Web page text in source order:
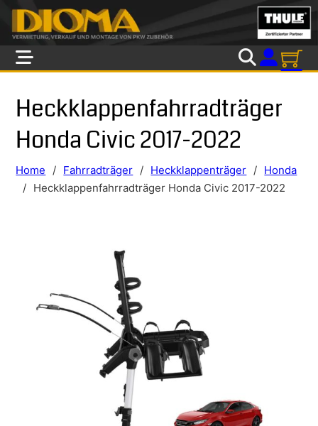
Skip to main content
Skip to footer
Heckklappenfahrradträger
Honda Civic 2017-2022
Home / Fahrradträger / Heckklappenträger / Honda
/ Heckklappenfahrradträger Honda Civic 2017-2022